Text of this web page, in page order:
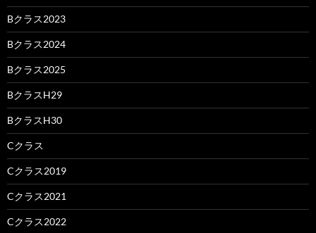
Bクラス2023
Bクラス2024
Bクラス2025
BクラスH29
BクラスH30
Cクラス
Cクラス2019
Cクラス2021
Cクラス2022